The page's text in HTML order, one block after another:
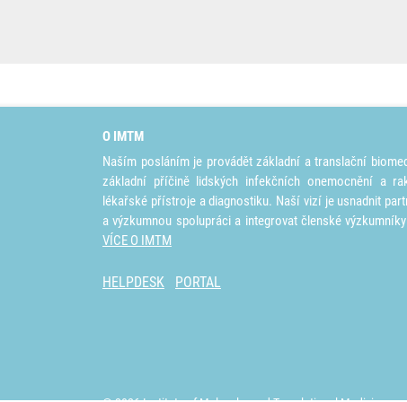
O IMTM
Naším posláním je provádět základní a translační
základní příčině lidských infekčních onemocnění a
lékařské přístroje a diagnostiku. Naší vizí je usnadnit
a výzkumnou spolupráci a integrovat členské
VÍCE O IMTM
HELPDESK PORTAL